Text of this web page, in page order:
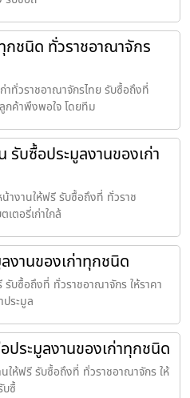
กชนิด ทั่วราชอาณาจักร
าทั่วราชอาณาจักรไทย รับซื้อถึงที่
กค้าพึงพอใจ โดยทีม
รับซื้อประมูลงานของเก่า
างานให้ฟรี รับซื้อถึงที่ ทั่วราช
ตอรี่เก่าใกล้
งานของเก่าทุกชนิด
รับซื้อถึงที่ ทั่วราชอาณาจักร ให้ราคา
ระมูล
ประมูลงานของเก่าทุกชนิด
ให้ฟรี รับซื้อถึงที่ ทั่วราชอาณาจักร ให้
บซื้